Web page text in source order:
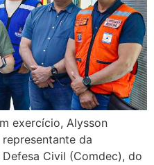
exercício, Alysson
da
Civil (Comdec), do